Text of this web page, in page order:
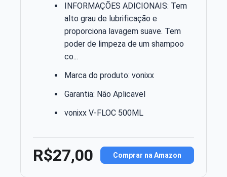
INFORMAÇÕES ADICIONAIS: Tem
alto grau de lubrificação e
proporciona lavagem suave. Tem
poder de limpeza de um shampoo
co...
Marca do produto: vonixx
Garantia: Não Aplicavel
vonixx V-FLOC 500ML
R$27,00 Comprar na Amazon